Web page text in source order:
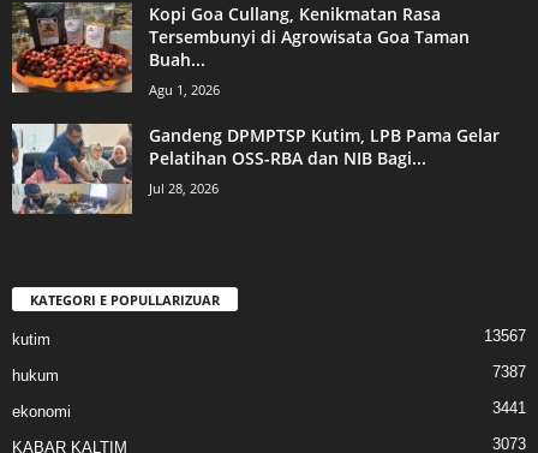
Kopi Goa Cullang, Kenikmatan Rasa
Tersembunyi di Agrowisata Goa Taman
Buah...
Agu 1, 2026
Gandeng DPMPTSP Kutim, LPB Pama Gelar
Pelatihan OSS-RBA dan NIB Bagi...
Jul 28, 2026
KATEGORI E POPULLARIZUAR
kutim 13567
hukum 7387
ekonomi 3441
KABAR KALTIM 3073